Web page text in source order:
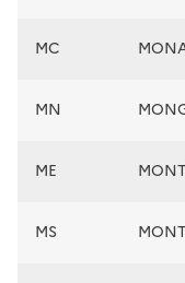
MC
MN
ME
MS